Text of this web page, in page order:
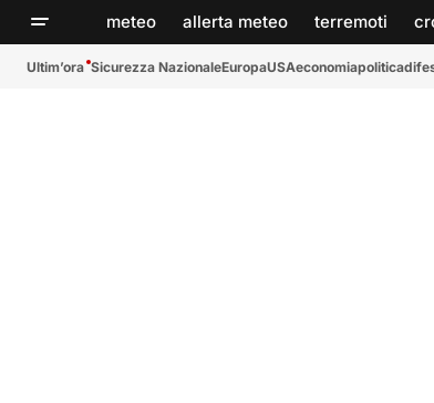
meteo allerta meteo terremoti
Ultim’ora Sicurezza NazionaleEuropaUSAeconomiapolitica